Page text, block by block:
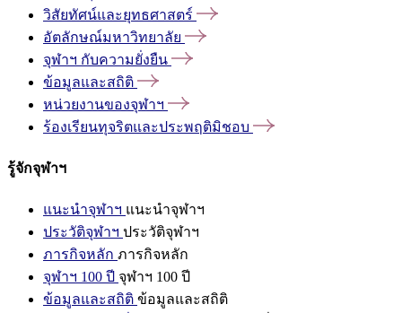
วิสัยทัศน์และยุทธศาสตร์
อัตลักษณ์มหาวิทยาลัย
จุฬาฯ กับความยั่งยืน
ข้อมูลและสถิติ
หน่วยงานของจุฬาฯ
ร้องเรียนทุจริตและประพฤติมิชอบ
รู้จักจุฬาฯ
แนะนำจุฬาฯ แนะนำจุฬาฯ
ประวัติจุฬาฯ ประวัติจุฬาฯ
ภารกิจหลัก ภารกิจหลัก
จุฬาฯ 100 ปี จุฬาฯ 100 ปี
ข้อมูลและสถิติ ข้อมูลและสถิติ